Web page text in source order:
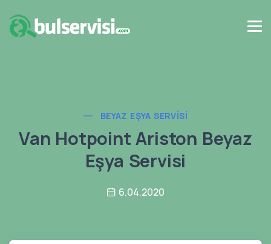
BEYAZ EŞYA SERVISI
Van Hotpoint Ariston Beyaz
Eşya Servisi
6.04.2020